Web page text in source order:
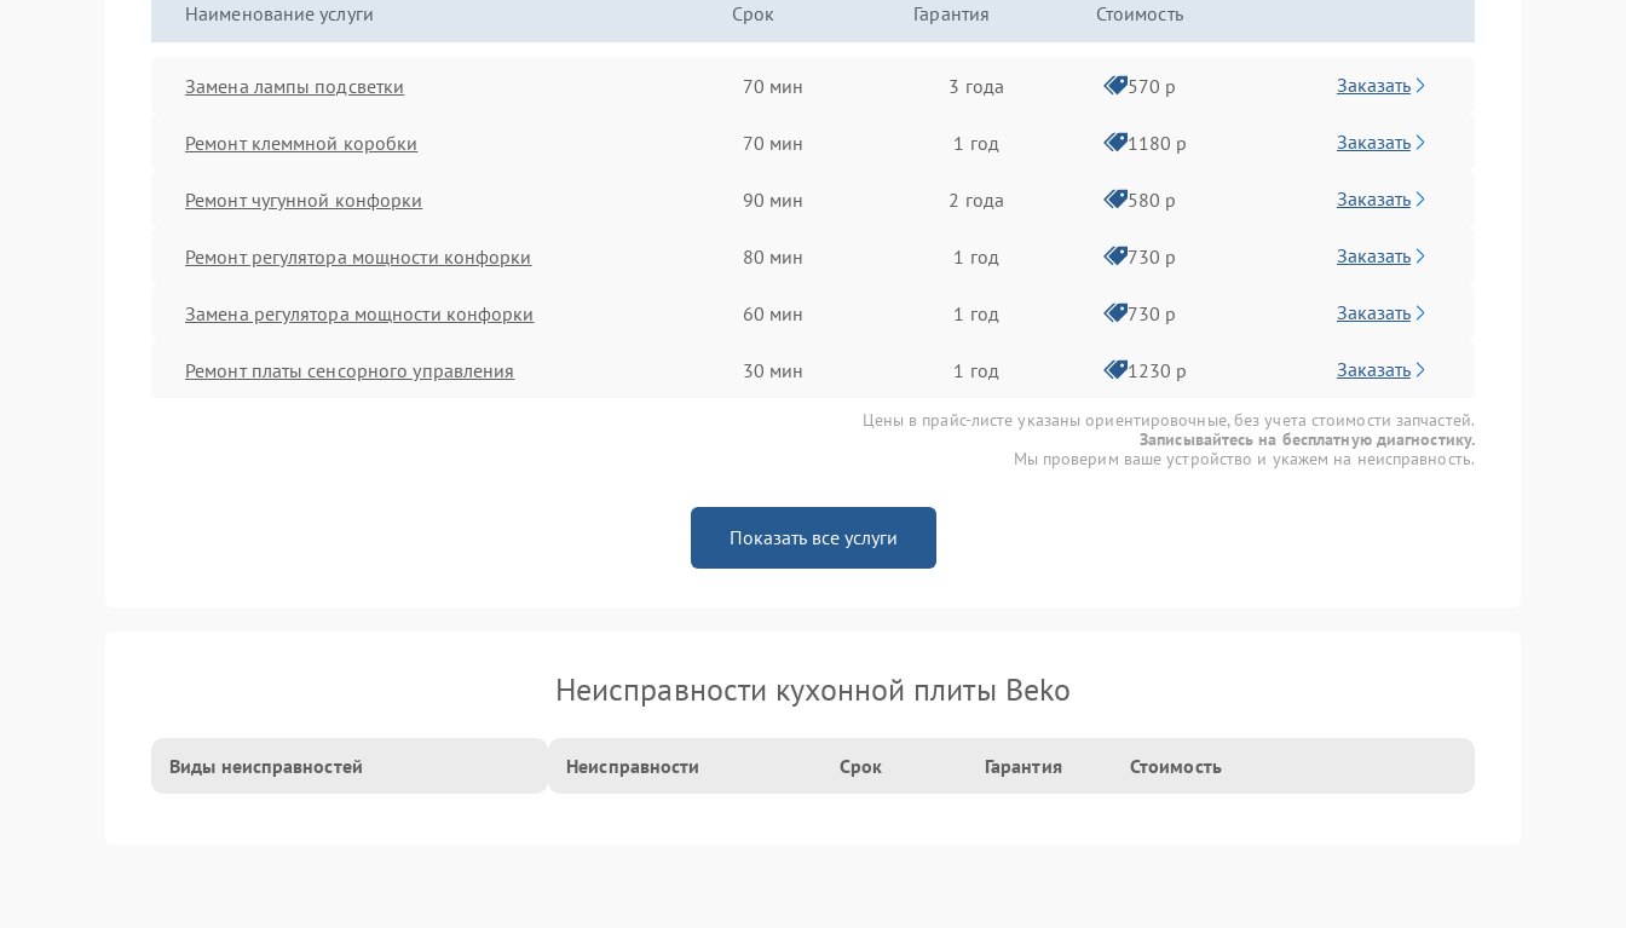
Наименование услуги Срок Гарантия Стоимость
Замена лампы подсветки 70 мин 3 года 570 р Заказать
Ремонт клеммной коробки 70 мин 1 год 1180 р Заказать
Ремонт чугунной конфорки 90 мин 2 года 580 р Заказать
Ремонт регулятора мощности конфорки 80 мин 1 год 730 р Заказать
Замена регулятора мощности конфорки 60 мин 1 год 730 р Заказать
Ремонт платы сенсорного управления 30 мин 1 год 1230 р Заказать
Цены в прайс-листе указаны ориентировочные, без учета стоимости запчастей.
Записывайтесь на бесплатную диагностику.
Мы проверим ваше устройство и укажем на неисправность.
Показать все услуги
Неисправности кухонной плиты Beko
Виды неисправностей Неисправности Срок Гарантия Стоимость